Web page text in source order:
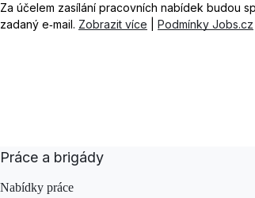
Za účelem zasílání pracovních nabídek budou
zadaný e‑mail. Zobrazit více Podmínky Jobs.cz
Práce a brigády
Nabídky práce